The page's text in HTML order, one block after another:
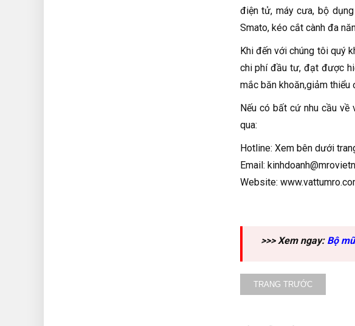
điện tử, máy cưa, bộ
Smato, kéo cắt cành đa
Khi đến với chúng tôi quý
chi phí đầu tư, đạt được
mắc băn khoăn,giảm
Nếu có bất cứ nhu cầu
qua:
Hotline: Xem bên dưới
Email:
Website:
>>> Xem ngay: Bộ
TRANG TRƯỚC